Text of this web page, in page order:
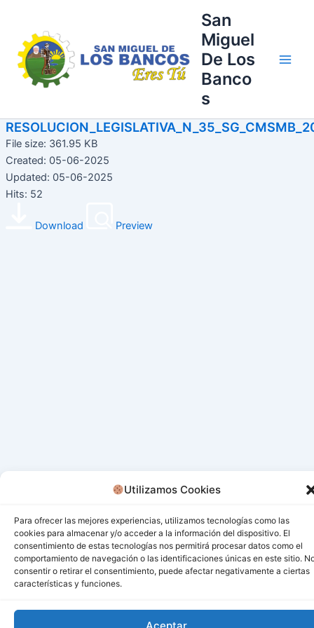
Utilizamos Cookies
Para ofrecer las mejores experiencias, utilizamos tecnologías como las
cookies para almacenar y/o acceder a la información del dispositivo. El
consentimiento de estas tecnologías nos permitirá procesar datos como el
comportamiento de navegación o las identificaciones únicas en este sitio.
consentir o retirar el consentimiento, puede afectar negativamente a ciertas
características y funciones.
Aceptar
contenido
San
Miguel
De Los
Banco
s
File size: 361.95 KB
Created: 05-06-2025
Updated: 05-06-2025
Hits: 52
Download Preview